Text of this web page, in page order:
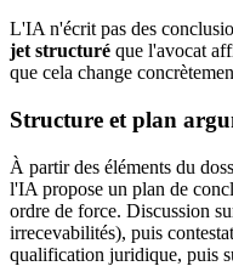
L'IA n'écrit pas des
jet structuré que l'avocat
que cela change
Structure et plan
À partir des éléments du
l'IA propose un plan de
ordre de force. Discussion
irrecevabilités), puis
qualification juridique, puis